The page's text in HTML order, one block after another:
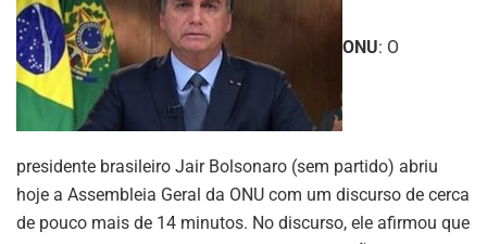
ONU: O
presidente brasileiro Jair Bolsonaro (sem partido) abriu
hoje a Assembleia Geral da ONU com um discurso de cerca
de pouco mais de 14 minutos. No discurso, ele afirmou que